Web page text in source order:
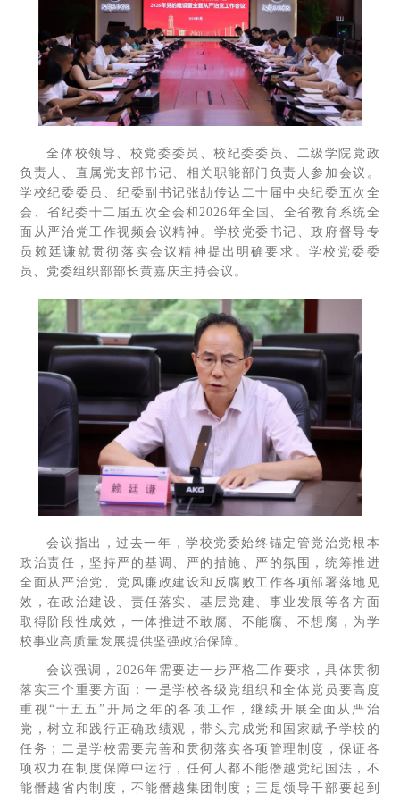
全体校领导、校党委委员、校纪委委员、二级学院党政
负责人、直属党支部书记、相关职能部门负责人参加会议。
学校纪委委员、纪委副书记张劼传达二十届中央纪委五次全
会、省纪委十二届五次全会和2026年全国、全省教育系统全
面从严治党工作视频会议精神。学校党委书记、政府督导专
员赖廷谦就贯彻落实会议精神提出明确要求。学校党委委
员、党委组织部部长黄嘉庆主持会议。
会议指出，过去一年，学校党委始终锚定管党治党根本
政治责任，坚持严的基调、严的措施、严的氛围，统筹推进
全面从严治党、党风廉政建设和反腐败工作各项部署落地见
效，在政治建设、责任落实、基层党建、事业发展等各方面
取得阶段性成效，一体推进不敢腐、不能腐、不想腐，为学
校事业高质量发展提供坚强政治保障。
会议强调，2026年需要进一步严格工作要求，具体贯彻
落实三个重要方面：一是学校各级党组织和全体党员要高度
重视“十五五”开局之年的各项工作，继续开展全面从严治
党，树立和践行正确政绩观，带头完成党和国家赋予学校的
任务；二是学校需要完善和贯彻落实各项管理制度，保证各
项权力在制度保障中运行，任何人都不能僭越党纪国法，不
能僭越省内制度，不能僭越集团制度；三是领导干部要起到